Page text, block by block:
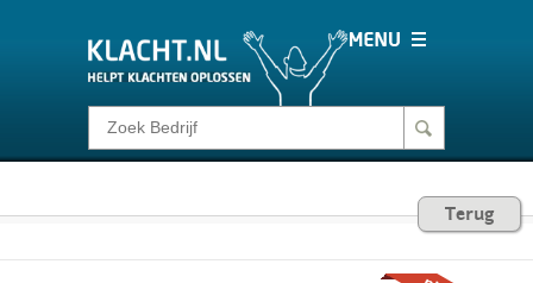
Klacht melden
Consumentenrecht Terug